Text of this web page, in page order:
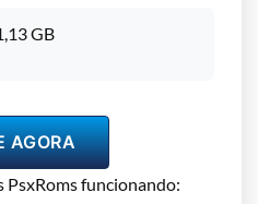
GB
AGORA
PsxRoms funcionando: